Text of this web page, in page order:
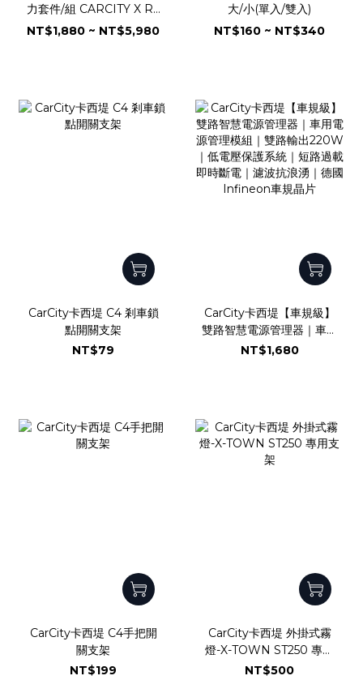
力套件/組 CARCITY X R2
C4Mini-FLS
NT$1,880 ~ NT$5,980
大/小(單入/雙入)
NT$160 ~ NT$340
CarCity卡西堤 C4 剎車鎖
點開關支架
NT$79
CarCity卡西堤【車規級】
雙路智慧電源管理器｜車用
電源管理模組｜雙路輸出
NT$1,680
CarCity卡西堤 C4手把開
關支架
NT$199
CarCity卡西堤 外掛式霧
燈-X-TOWN ST250 專用
支架
NT$500